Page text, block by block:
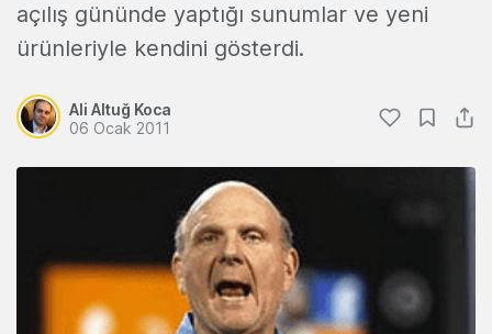
açılış gününde yaptığı sunumlar ve yeni
ürünleriyle kendini gösterdi.
Ali Altuğ Koca
06 Ocak 2011